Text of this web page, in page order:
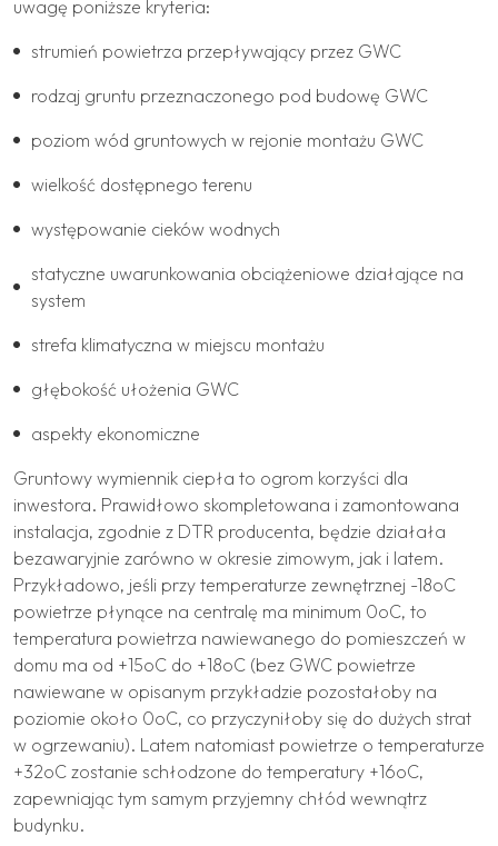
uwagę poniższe kryteria:
strumień powietrza przepływający przez GWC
rodzaj gruntu przeznaczonego pod budowę GWC
poziom wód gruntowych w rejonie montażu GWC
wielkość dostępnego terenu
występowanie cieków wodnych
statyczne uwarunkowania obciążeniowe działające na
system
strefa klimatyczna w miejscu montażu
głębokość ułożenia GWC
aspekty ekonomiczne
Gruntowy wymiennik ciepła to ogrom korzyści dla
inwestora. Prawidłowo skompletowana i zamontowana
instalacja, zgodnie z DTR producenta, będzie działała
bezawaryjnie zarówno w okresie zimowym, jak i latem.
Przykładowo, jeśli przy temperaturze zewnętrznej -18oC
powietrze płynące na centralę ma minimum 0oC, to
temperatura powietrza nawiewanego do pomieszczeń w
domu ma od +15oC do +18oC (bez GWC powietrze
nawiewane w opisanym przykładzie pozostałoby na
poziomie około 0oC, co przyczyniłoby się do dużych strat
w ogrzewaniu). Latem natomiast powietrze o temperaturze
+32oC zostanie schłodzone do temperatury +16oC,
zapewniając tym samym przyjemny chłód wewnątrz
budynku.